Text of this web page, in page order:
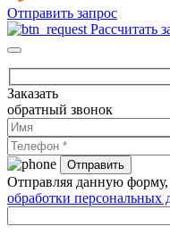
Отправить запрос
Рассчитать
Заказать
обратный звонок
Отправляя данную форму,
обработки персональных